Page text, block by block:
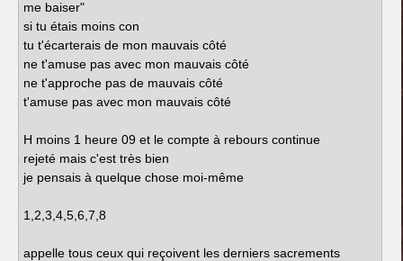
me baiser"
si tu étais moins con
tu t'écarterais de mon mauvais côté
ne t'amuse pas avec mon mauvais côté
ne t'approche pas de mauvais côté
t'amuse pas avec mon mauvais côté
H moins 1 heure 09 et le compte à rebours continue
rejeté mais c'est très bien
je pensais à quelque chose moi-même
1,2,3,4,5,6,7,8
appelle tous ceux qui reçoivent les derniers sacrements